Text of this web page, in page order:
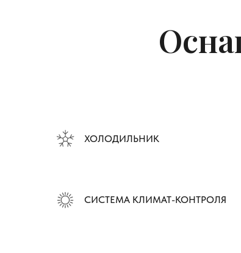
ХОЛОДИЛЬНИК
СИСТЕМА КЛИМАТ-КОНТРОЛЯ